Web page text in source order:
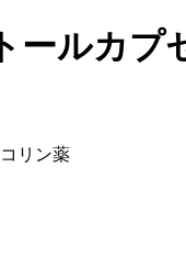
ールカプ
リン薬